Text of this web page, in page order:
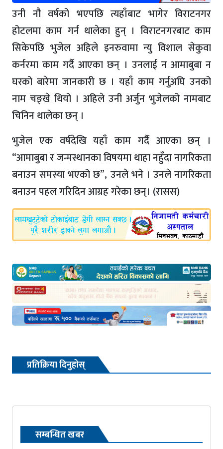
उनी नौ वर्षको भएपछि त्यहाँबाट भागेर विराटनगर
होटलमा काम गर्न थालेका हुन् । विराटनगरबाट काम
सिकेपछि भुजेल अहिले इनरुवामा न्यु विशाल सेकुवा
कर्नरमा काम गर्दै आएका छन् । उनलाई न आमाबुबा न
घरको बारेमा जानकारी छ । यहाँ काम गर्नुअघि उनको
नाम चङ्खे थियो । अहिले उनी अर्जुन भुजेलको नामबाट
चिनिन थालेका छन् ।
भुजेल एक वर्षदेखि यहाँ काम गर्दै आएका छन् ।
“आमाबुबा र जन्मस्थानका विषयमा थाहा नहुँदा नागरिकता
बनाउन समस्या भएको छ”, उनले भने । उनले नागरिकता
बनाउन पहल गरिदिन आग्रह गरेका छन्। (रासस)
प्रतिक्रिया दिनुहोस्
सम्बन्धित खबर